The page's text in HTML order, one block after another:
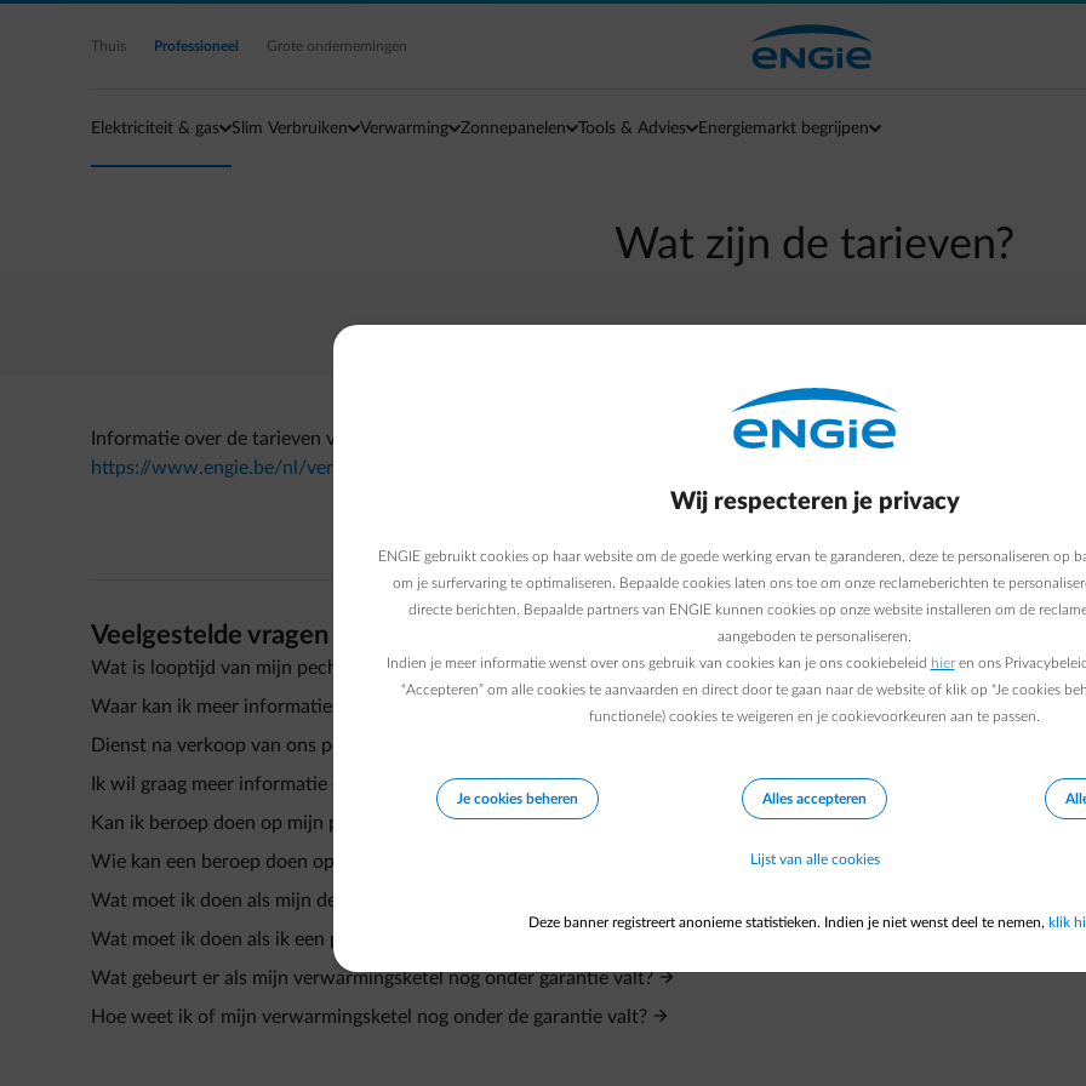
Ga naar de hoofdinhoud
Thuis Professioneel Grote ondernemingen
Elektriciteit & gas Slim Verbruiken Verwarming Zonnepanelen Tools & Advies Energiemarkt begrijpen
Wat zijn de tarieven?
Informatie over de tarieven vind je terug op onze website door op onderstaande link te klikken:
https://www.engie.be/nl/verwarming-pechbijstand/verwarming-herstellen/
Veelgestelde vragen
Wat is looptijd van mijn pechbijstandscontract?
Waar kan ik meer informatie vinden over het vervangen van mijn ketel?
Dienst na verkoop van ons pechbijstand
Ik wil graag meer informatie over de herstellingsdienst voor mijn verwarmingsinstallatie.
Kan ik beroep doen op mijn pechbijstandscontract wanneer ik een probleem heb met mijn verwarmingsinstallatie?
Wie kan een beroep doen op de herstellingsdienst?
Wat moet ik doen als mijn defect het gevolg is van een interventie die recent door Engie werd uitgevoerd?
Wat moet ik doen als ik een probleem heb met mijn verwarmingsinstallatie?
Wat gebeurt er als mijn verwarmingsketel nog onder garantie valt?
Hoe weet ik of mijn verwarmingsketel nog onder de garantie valt?
Wij respecteren je privacy
ENGIE gebruikt cookies op haar website om de goede werking ervan te garanderen, deze te personaliseren op
om je surfervaring te optimaliseren. Bepaalde cookies laten ons toe om onze reclameberichten te
directe berichten. Bepaalde partners van ENGIE kunnen cookies op onze website installeren om de
aangeboden te personaliseren.
Indien je meer informatie wenst over ons gebruik van cookies kan je ons cookiebeleid hieren ons
“Accepteren” om alle cookies te aanvaarden en direct door te gaan naar de website of klik op "Je cookies
functionele) cookies te weigeren en je cookievoorkeuren aan te passen.
Je cookies beheren Alles accepteren
Lijst van alle cookies
Deze banner registreert anonieme statistieken. Indien je niet wenst deel te nemen, klik